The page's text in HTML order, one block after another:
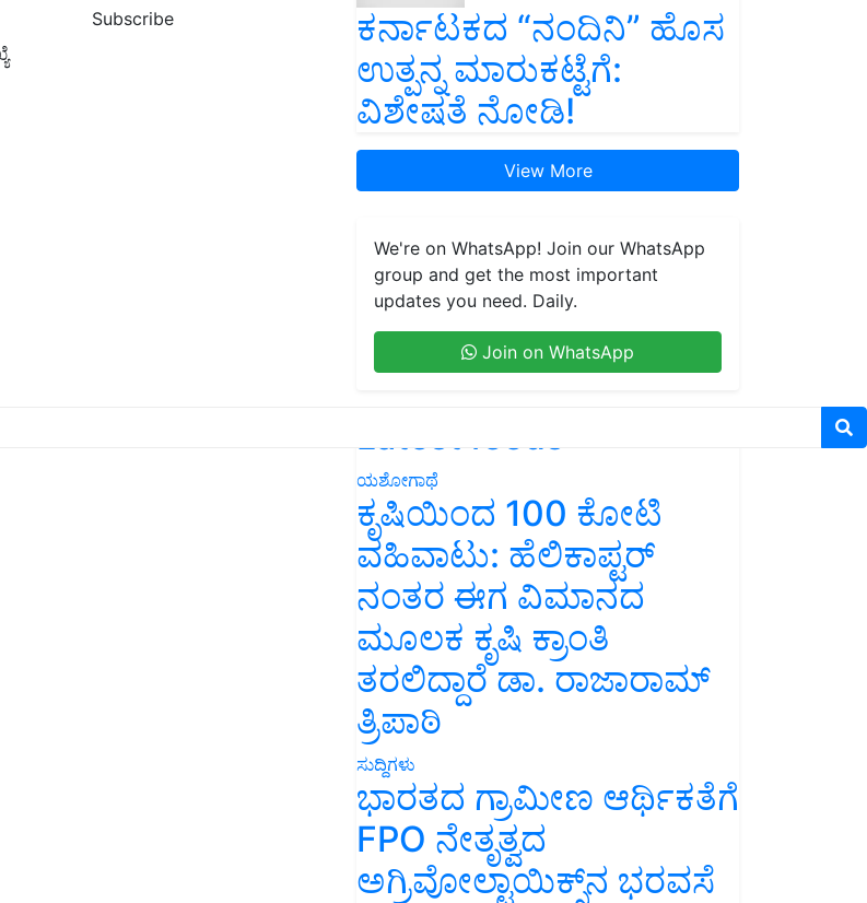
Subscribe
ಕರ್ನಾಟಕದ “ನಂದಿನಿ” ಹೊಸ
ಉತ್ಪನ್ನ ಮಾರುಕಟ್ಟೆಗೆ:
ವಿಶೇಷತೆ ನೋಡಿ!
View More
We're on WhatsApp! Join our WhatsApp
group and get the most important
updates you need. Daily.
Join on WhatsApp
Latest feeds
ಯಶೋಗಾಥೆ
ಕೃಷಿಯಿಂದ 100 ಕೋಟಿ
ವಹಿವಾಟು: ಹೆಲಿಕಾಪ್ಟರ್
ನಂತರ ಈಗ ವಿಮಾನದ
ಮೂಲಕ ಕೃಷಿ ಕ್ರಾಂತಿ
ತರಲಿದ್ದಾರೆ ಡಾ. ರಾಜಾರಾಮ್
ತ್ರಿಪಾಠಿ
ಸುದ್ದಿಗಳು
ಭಾರತದ ಗ್ರಾಮೀಣ ಆರ್ಥಿಕತೆಗೆ
FPO ನೇತೃತ್ವದ
ಅಗ್ರಿವೋಲ್ಟಾಯಿಕ್ಸ್‌ನ ಭರವಸೆ